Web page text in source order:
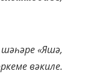
көтелә һәм